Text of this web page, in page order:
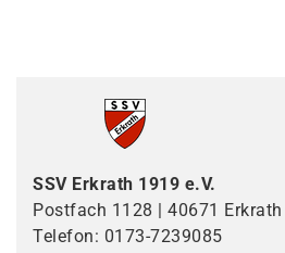
SSV Erkrath 1919 e.V.
Postfach 1128 | 40671 Erkrath
Telefon: 0173-7239085